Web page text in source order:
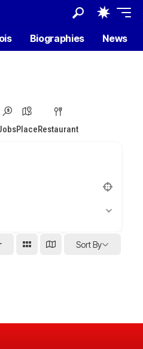
Biographies News
PlaceRestaurant
Sort By